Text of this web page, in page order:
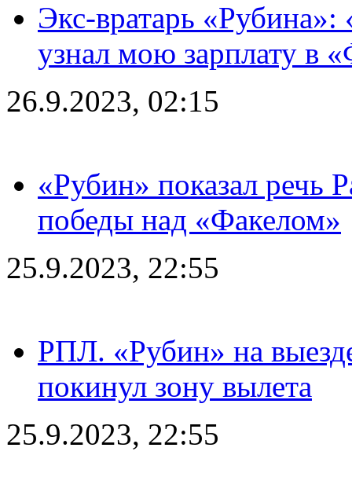
Экс-вратарь «Рубина»:
узнал мою зарплату в
26.9.2023, 02:15
«Рубин» показал речь
победы над «Факелом»
25.9.2023, 22:55
РПЛ. «Рубин» на
покинул зону вылета
25.9.2023, 22:55